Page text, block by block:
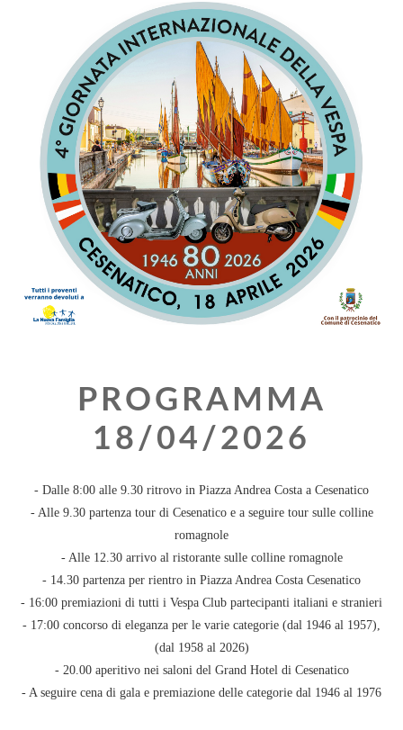
PROGRAMMA
18/04/2026
- Dalle 8:00 alle 9.30 ritrovo in Piazza Andrea Costa a Cesenatico
- Alle 9.30 partenza tour di Cesenatico e a seguire tour sulle colline
romagnole
- Alle 12.30 arrivo al ristorante sulle colline romagnole
- 14.30 partenza per rientro in Piazza Andrea Costa Cesenatico
- 16:00 premiazioni di tutti i Vespa Club partecipanti italiani e stranieri
- 17:00 concorso di eleganza per le varie categorie (dal 1946 al 1957),
(dal 1958 al 2026)
- 20.00 aperitivo nei saloni del Grand Hotel di Cesenatico
- A seguire cena di gala e premiazione delle categorie dal 1946 al 1976